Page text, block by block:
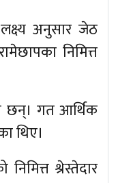
अनुसार जेठ
निमित्त
छन्। गत आर्थिक
थिए।
श्रेस्तेदार